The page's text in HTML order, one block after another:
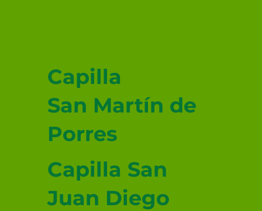
Capilla
San Martín de
Porres
Capilla San
Juan Diego